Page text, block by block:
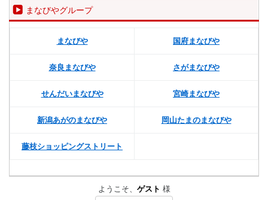
まなびやグループ
まなびや 国府まなびや
奈良まなびや さがまなびや
せんだいまなびや 宮崎まなびや
新潟あがのまなびや 岡山たまのまなびや
藤枝ショッピングストリート
ようこそ、 ゲスト 様